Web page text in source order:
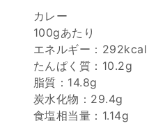
カレー
100gあたり
エネルギー：292kcal
たんぱく質：10.2g
脂質：14.8g
炭水化物：29.4g
食塩相当量：1.14g